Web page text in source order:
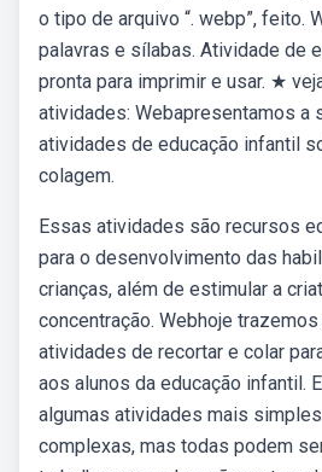
o tipo de arquivo “. webp”, feito.
palavras e sílabas. Atividade de
pronta para imprimir e usar. ★
atividades: Webapresentamos a
atividades de educação infantil
colagem.
Essas atividades são recursos
para o desenvolvimento das
crianças, além de estimular a
concentração. Webhoje
atividades de recortar e colar
aos alunos da educação infantil.
algumas atividades mais
complexas, mas todas podem